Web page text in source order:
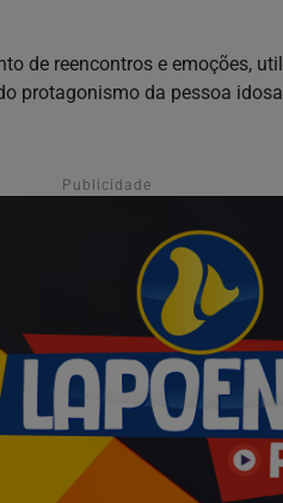
de reencontros e emoções,
protagonismo da pessoa
Publicidade